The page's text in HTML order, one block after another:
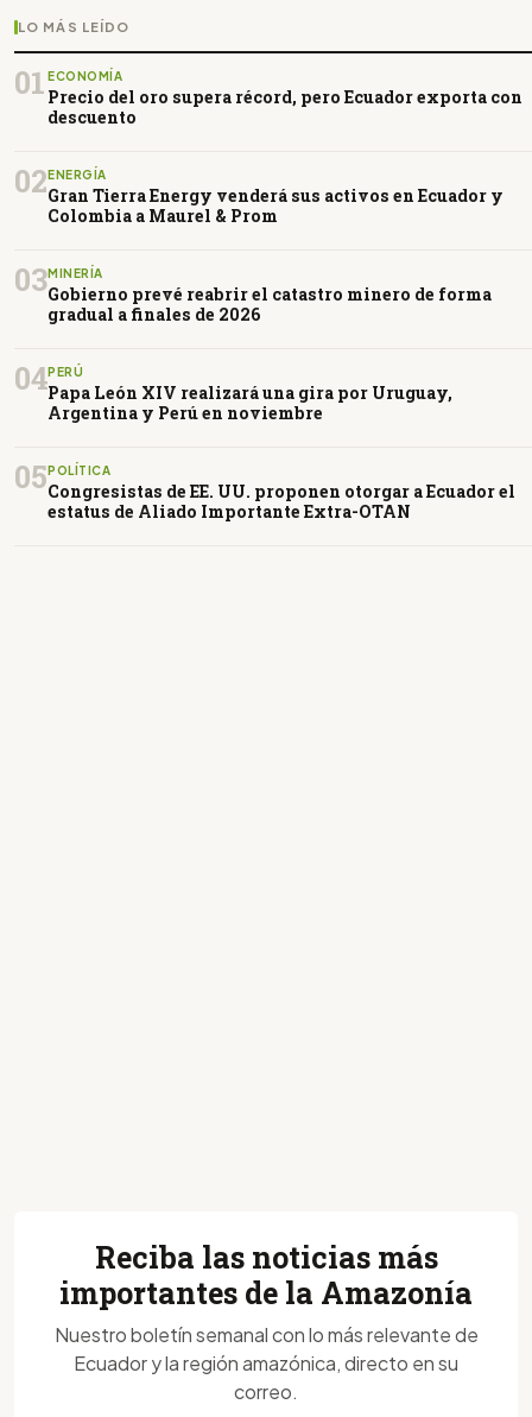
LO MÁS LEÍDO
01 ECONOMÍA
Precio del oro supera récord, pero Ecuador exporta con
descuento
02ENERGÍA
Gran Tierra Energy venderá sus activos en Ecuador y
Colombia a Maurel & Prom
03MINERÍA
Gobierno prevé reabrir el catastro minero de forma
gradual a finales de 2026
04PERÚ
Papa León XIV realizará una gira por Uruguay,
Argentina y Perú en noviembre
05POLÍTICA
Congresistas de EE. UU. proponen otorgar a Ecuador el
estatus de Aliado Importante Extra-OTAN
Reciba las noticias más
importantes de la Amazonía
Nuestro boletín semanal con lo más relevante de
Ecuador y la región amazónica, directo en su
correo.